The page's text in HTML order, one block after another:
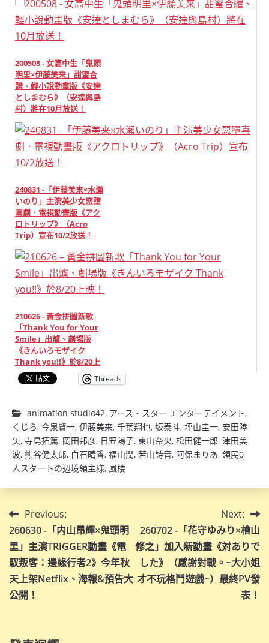
200508 - 女高中生「鬼頭
明里×伊藤美来」甜蜜合
體、輕小說動畫版《安達
としまむら》（安達與島
村）將在10月放送！
240831 -「伊藤美来×水瀬
いのり」主演美少女惡墮
喜劇．電視動畫版《アク
ロトリップ》（Acro
Trip）宣布10/2放送！
210626 - 黃金拼圖新歌
「Thank You for Your
Smile」出爐、劇場版
《きんいろモザイク
Thank you!!》於8/20上
映！
Threads
animation studio42, アース・スター エンターテイメント,
くじら, 今泉賢一, 伊藤美来, 千葉翔也, 坂泰斗, 坪山圭一, 安田陸
矢, 寺島拓篤, 岡田邦彦, 日笠陽子, 東山奈央, 松田健一郎, 津田美
波, 熊谷健太郎, 白石晴香, 福山潤, 若山詩音, 阿保まりあ, 領民0
人スタートの辺境領主様, 風楼
文
章
導
覽
Previous:
260630 -「内山昂輝×鬼頭明
里」主演TRIGGER動畫《電
馭叛客：邊緣行者2》今年秋
天上架Netflix、海報&預告大
公開！
Next:
260702 -「花守ゆみり×檜山
修之」加入新動畫《対ありで
した》（感謝對戰。~大小姐
才不玩格鬥遊戲~）最終PV發
表！